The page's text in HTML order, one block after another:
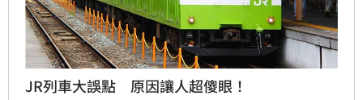
JR列車大誤點 原因讓人超傻眼！